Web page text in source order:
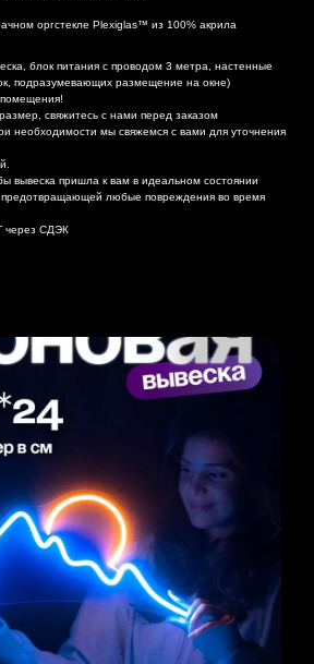
оргстекле Plexiglas™ из 100% акрила
блок питания с проводом 3 метра, настенные
подразумевающих размещение на окне)
помещения!
свяжитесь с нами перед заказом
необходимости мы свяжемся с вами для уточнения
вывеска пришла к вам в идеальном состоянии
предотвращающей любые повреждения во время
через СДЭК